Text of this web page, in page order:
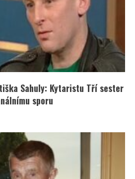
Sahuly: Kytaristu Tří sester
sporu